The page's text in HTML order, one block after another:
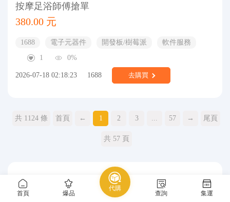
首頁 爆品
代購
查詢 集運
按摩足浴師傅搶單
380.00 元
1688 電子元器件 開發板/樹莓派
軟件服務
1
0%
2026-07-18 02:18:23 1688 去購買
共 1124 條 首頁 ← 1 2 3 ... 57 → 尾頁
共 57 頁
熱門推薦